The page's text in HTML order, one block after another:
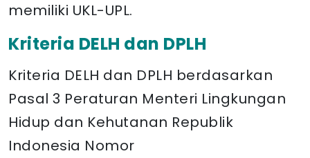
memiliki UKL-UPL.
Kriteria DELH dan DPLH
Kriteria DELH dan DPLH berdasarkan
Pasal 3 Peraturan Menteri Lingkungan
Hidup dan Kehutanan Republik
Indonesia Nomor